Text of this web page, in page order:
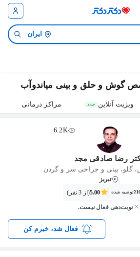
ایران
گوش و حلق و بینی میاندوآب
ویزیت آنلاین جدید مراکز درمانی
6.2K
رضا صادقی مجد
بینی و جراحی سر و گردن
تبریز
توصیه شده 5.00(از 3 نفر)
نوبت‌دهی فعال نیست.
فعال شد، خبرم کن